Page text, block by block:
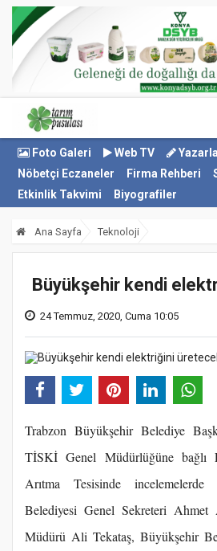
Foto Galeri Web TV
Nöbetçi Eczaneler
Firma Rehberi
Etkinlik Takvimi
Biyografiler
Ana Sayfa Teknoloji
Büyükşehir kendi
24 Temmuz, 2020, Cuma 10:05
Trabzon Büyükşehir Belediye
TİSKİ Genel Müdürlüğüne bağlı
Arıtma Tesisinde
Belediyesi Genel Sekreteri
Müdürü Ali Tekataş, Büyükşehir